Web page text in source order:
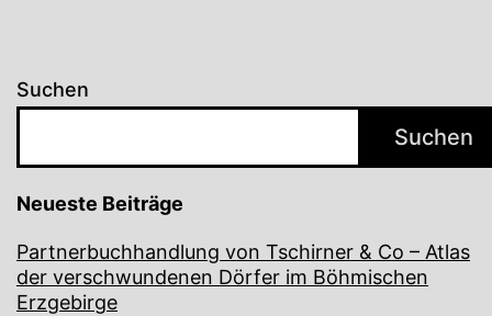
Suchen
Suchen
Neueste Beiträge
Partnerbuchhandlung von Tschirner & Co – Atlas
der verschwundenen Dörfer im Böhmischen
Erzgebirge